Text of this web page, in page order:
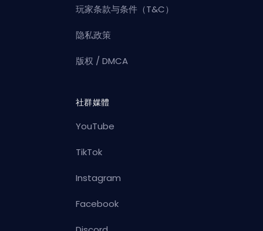
玩家条款与条件（T&C）
隐私政策
版权 / DMCA
社群媒體
YouTube
TikTok
Instagram
Facebook